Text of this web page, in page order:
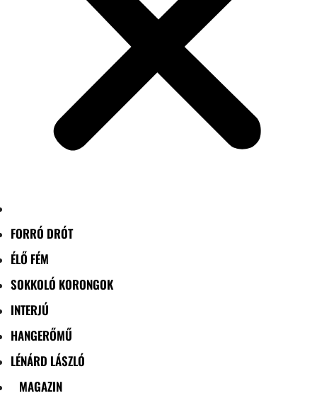
FORRÓ DRÓT
ÉLŐ FÉM
SOKKOLÓ KORONGOK
INTERJÚ
HANGERŐMŰ
LÉNÁRD LÁSZLÓ
MAGAZIN